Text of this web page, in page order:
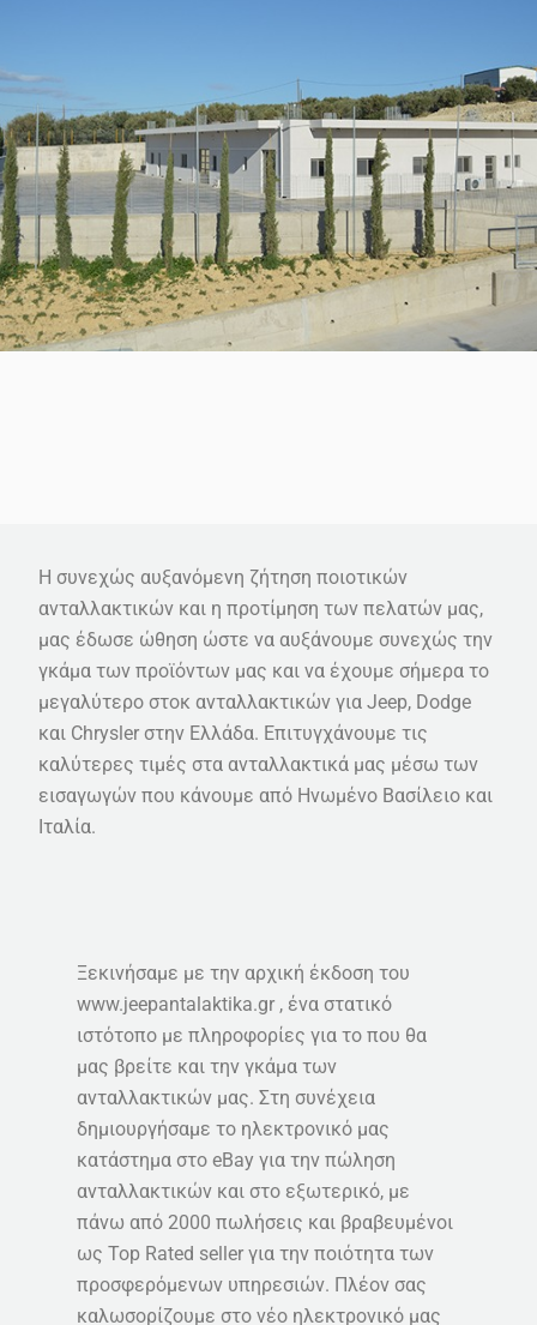
Η συνεχώς αυξανόμενη ζήτηση ποιοτικών
ανταλλακτικών και η προτίμηση των πελατών μας,
μας έδωσε ώθηση ώστε να αυξάνουμε συνεχώς την
γκάμα των προϊόντων μας και να έχουμε σήμερα το
μεγαλύτερο στοκ ανταλλακτικών για Jeep, Dodge
και Chrysler στην Ελλάδα. Επιτυγχάνουμε τις
καλύτερες τιμές στα ανταλλακτικά μας μέσω των
εισαγωγών που κάνουμε από Ηνωμένο Βασίλειο και
Ιταλία.
Ξεκινήσαμε με την αρχική έκδοση του
www.jeepantalaktika.gr , ένα στατικό
ιστότοπο με πληροφορίες για το που θα
μας βρείτε και την γκάμα των
ανταλλακτικών μας. Στη συνέχεια
δημιουργήσαμε το ηλεκτρονικό μας
κατάστημα στο eBay για την πώληση
ανταλλακτικών και στο εξωτερικό, με
πάνω από 2000 πωλήσεις και βραβευμένοι
ως Top Rated seller για την ποιότητα των
προσφερόμενων υπηρεσιών. Πλέον σας
καλωσορίζουμε στο νέο ηλεκτρονικό μας